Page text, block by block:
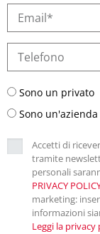
Sono un privato
Sono un'azienda
Accetti di
tramite
personali
PRIVACY
marketing:
informazioni
Leggi la